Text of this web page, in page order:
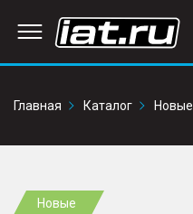
Главная
Каталог Новые
Новые